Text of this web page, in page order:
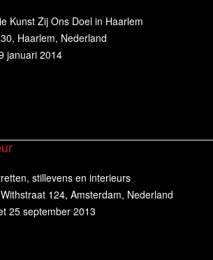
Kunst Zij Ons Doel in Haarlem
Haarlem, Nederland
januari 2014
stillevens en interieurs
124, Amsterdam, Nederland
25 september 2013